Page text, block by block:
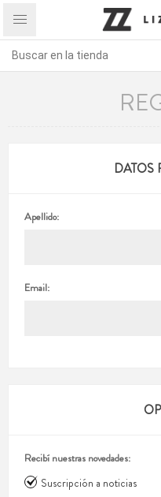
DATOS
Apellido:
Email:
Recibí nuestras novedades:
Suscripción a noticias